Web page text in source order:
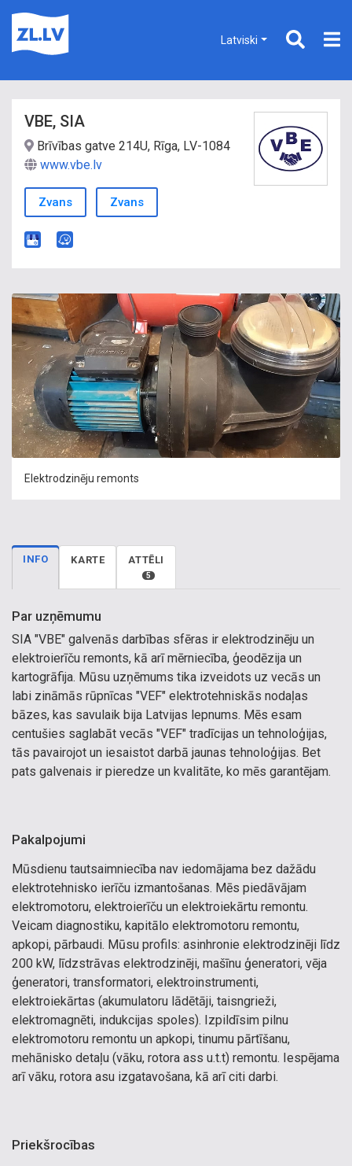
Latviski
VBE, SIA
Brīvības gatve 214U, Rīga, LV-1084
www.vbe.lv
Zvans Zvans
Elektrodzinēju remonts​​
INFO KARTE ATTĒLI
5
Par uzņēmumu
SIA "VBE" galvenās darbības sfēras ir elektrodzinēju un
elektroierīču remonts, kā arī mērniecība, ģeodēzija un
kartogrāfija. Mūsu uzņēmums tika izveidots uz vecās un
labi zināmās rūpnīcas "VEF" elektrotehniskās nodaļas
bāzes, kas savulaik bija Latvijas lepnums. Mēs esam
centušies saglabāt vecās "VEF" tradīcijas un tehnoloģijas,
tās pavairojot un iesaistot darbā jaunas tehnoloģijas. Bet
pats galvenais ir pieredze un kvalitāte, ko mēs garantējam.
Pakalpojumi
Mūsdienu tautsaimniecība nav iedomājama bez dažādu
elektrotehnisko ierīču izmantošanas. Mēs piedāvājam
elektromotoru, elektroierīču un elektroiekārtu remontu.
Veicam diagnostiku, kapitālo elektromotoru remontu,
apkopi, pārbaudi. Mūsu profils: asinhronie elektrodzinēji līdz
200 kW, līdzstrāvas elektrodzinēji, mašīnu ģeneratori, vēja
ģeneratori, transformatori, elektroinstrumenti,
elektroiekārtas (akumulatoru lādētāji, taisngrieži,
elektromagnēti, indukcijas spoles). Izpildīsim pilnu
elektromotoru remontu un apkopi, tinumu pārtīšanu,
mehānisko detaļu (vāku, rotora ass u.t.t) remontu. Iespējama
arī vāku, rotora asu izgatavošana, kā arī citi darbi.
Priekšrocības